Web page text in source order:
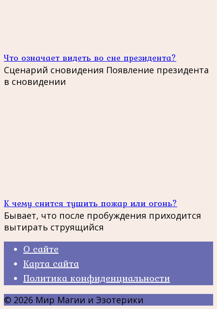
Что означает видеть во сне президента?
Сценарий сновидения Появление президента
в сновидении
К чему снится тушить пожар или огонь?
Бывает, что после пробуждения приходится
вытирать струящийся
О сайте
Карта сайта
Политика конфиденциальности
© 2026 Мир Магии и Эзотерики